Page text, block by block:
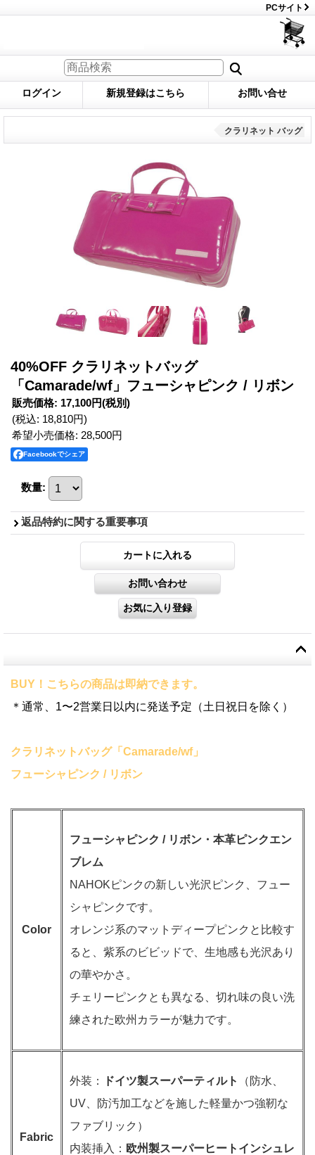
PCサイト
ログイン 新規登録はこちら お問い合せ
クラリネット バッグ
40%OFF クラリネットバッグ
「Camarade/wf」フューシャピンク / リボン
販売価格: 17,100円(税別)
(税込: 18,810円)
希望小売価格: 28,500円
Facebookでシェア
数量:
返品特約に関する重要事項
BUY！こちらの商品は即納できます。
＊通常、1〜2営業日以内に発送予定（土日祝日を除く）
クラリネットバッグ「Camarade/wf」
フューシャピンク / リボン
Color
フューシャピンク / リボン・本革ピンクエン
ブレム
NAHOKピンクの新しい光沢ピンク、フュー
シャピンクです。
オレンジ系のマットディープピンクと比較す
ると、紫系のビビッドで、生地感も光沢あり
の華やかさ。
チェリーピンクとも異なる、切れ味の良い洗
練された欧州カラーが魅力です。
Fabric
外装： ドイツ製スーパーティルト
（防水、
UV、防汚加工などを施した軽量かつ強靭な
ファブリック）
内装挿入： 欧州製スーパーヒートインシュレ